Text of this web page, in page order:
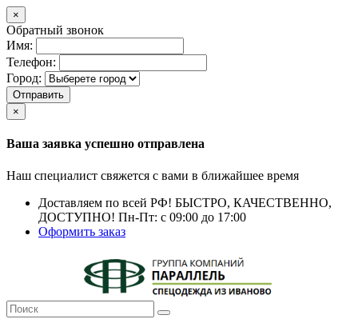
×
Обратный звонок
Имя:
Телефон:
Город:
Отправить
×
Ваша заявка успешно отправлена
Наш специалист свяжется с вами в ближайшее время
Доставляем по всей РФ! БЫСТРО, КАЧЕСТВЕННО,
ДОСТУПНО! Пн-Пт: с 09:00 до 17:00
Оформить заказ